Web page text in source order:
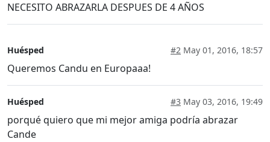
NECESITO ABRAZARLA DESPUES DE 4 AÑOS
Huésped #2 May 01, 2016, 18:57
Queremos Candu en Europaaa!
Huésped #3 May 03, 2016, 19:49
porqué quiero que mi mejor amiga podría abrazar
Cande